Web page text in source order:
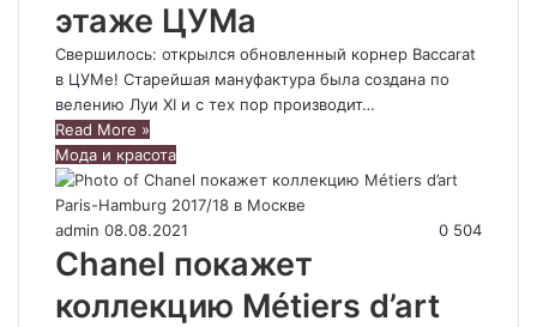
этаже ЦУМа
Свершилось: открылся обновленный корнер Baccarat
в ЦУМе! Старейшая мануфактура была создана по
велению Луи XI и с тех пор производит…
Read More »
Мода и красота
admin 08.08.2021 0 504
Chanel покажет
коллекцию Métiers d’art